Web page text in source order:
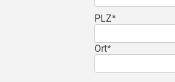
PLZ*
Ort*